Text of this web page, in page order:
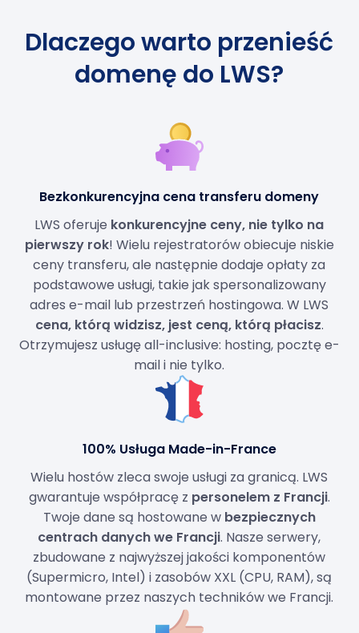
Dlaczego warto przenieść
domenę do LWS?
Bezkonkurencyjna cena transferu domeny
LWS oferuje konkurencyjne ceny, nie tylko na
pierwszy rok! Wielu rejestratorów obiecuje niskie
ceny transferu, ale następnie dodaje opłaty za
podstawowe usługi, takie jak spersonalizowany
adres e-mail lub przestrzeń hostingowa. W LWS
cena, którą widzisz, jest ceną, którą płacisz.
Otrzymujesz usługę all-inclusive: hosting, pocztę e-
mail i nie tylko.
100% Usługa Made-in-France
Wielu hostów zleca swoje usługi za granicą. LWS
gwarantuje współpracę z personelem z Francji.
Twoje dane są hostowane w bezpiecznych
centrach danych we Francji. Nasze serwery,
zbudowane z najwyższej jakości komponentów
(Supermicro, Intel) i zasobów XXL (CPU, RAM), są
montowane przez naszych techników we Francji.